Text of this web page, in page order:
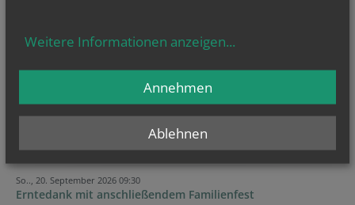
TERMINE
Weltgebetstag für die Bewahrung der Schöpfung |...
So.., 20. September 2026 09:30
Erntedank mit anschließendem Familienfest
Weitere Informationen anzeigen...
Ablehnen
Annehmen